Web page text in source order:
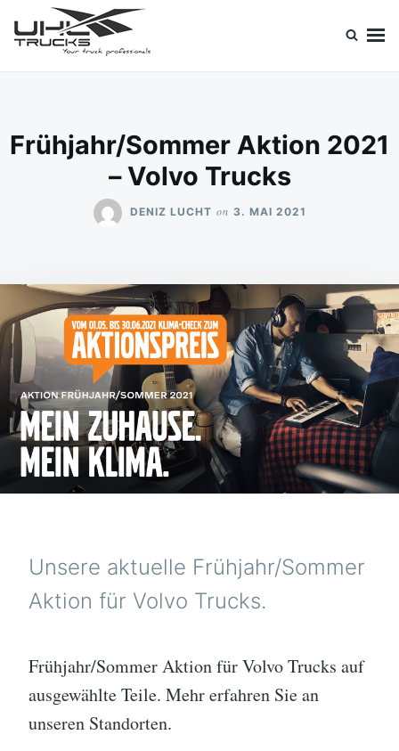
Search
for:
Frühjahr/Sommer Aktion 2021
– Volvo Trucks
DENIZ LUCHT on 3. MAI 2021
Unsere aktuelle Frühjahr/Sommer
Aktion für Volvo Trucks.
Frühjahr/Sommer Aktion für Volvo Trucks auf
ausgewählte Teile. Mehr erfahren Sie an
unseren Standorten.